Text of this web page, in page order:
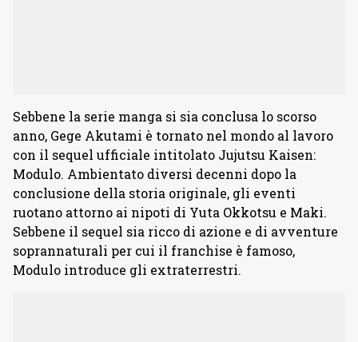
Sebbene la serie manga si sia conclusa lo scorso
anno, Gege Akutami è tornato nel mondo al lavoro
con il sequel ufficiale intitolato Jujutsu Kaisen:
Modulo. Ambientato diversi decenni dopo la
conclusione della storia originale, gli eventi
ruotano attorno ai nipoti di Yuta Okkotsu e Maki.
Sebbene il sequel sia ricco di azione e di avventure
soprannaturali per cui il franchise è famoso,
Modulo introduce gli extraterrestri.